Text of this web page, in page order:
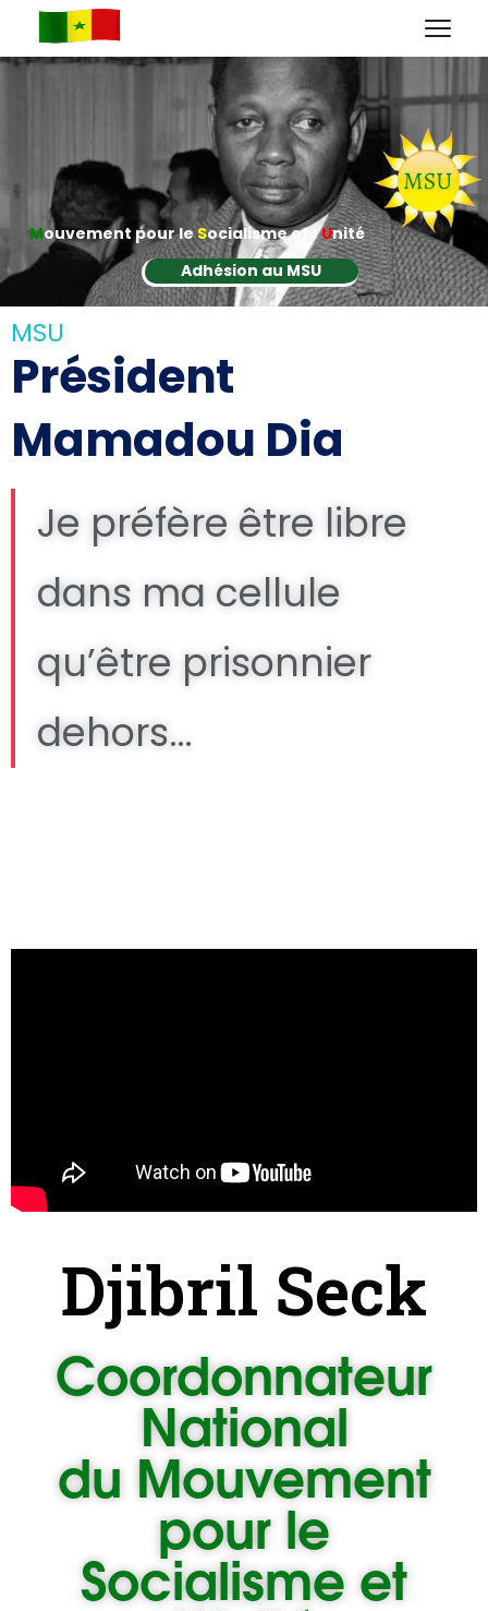
Mouvement pour leSocialisme et l'Unité
Adhésion au MSU
MSU
Président
Mamadou Dia
Je préfère être libre
dans ma cellule
qu’être prisonnier
dehors…
Djibril Seck
Coordonnateur
National
du Mouvement
pour le
Socialisme et